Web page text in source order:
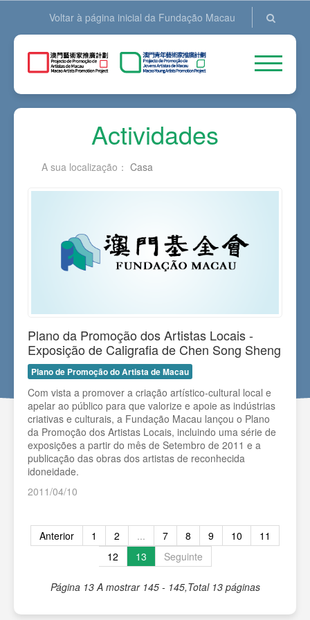
Voltar à página inicial da Fundação Macau
Actividades
A sua localização： Casa
Plano da Promoção dos Artistas Locais -
Exposição de Caligrafia de Chen Song Sheng
Plano de Promoção do Artista de Macau
Com vista a promover a criação artístico-cultural local e
apelar ao público para que valorize e apoie as indústrias
criativas e culturais, a Fundação Macau lançou o Plano
da Promoção dos Artistas Locais, incluindo uma série de
exposições a partir do mês de Setembro de 2011 e a
publicação das obras dos artistas de reconhecida
idoneidade.
2011/04/10
Anterior 1 2 ... 7 8 9 10
11
12
13 Seguinte
Página 13 A mostrar 145 - 145,Total 13 páginas